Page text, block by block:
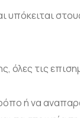
υπόκειται
όλες τις
ή να